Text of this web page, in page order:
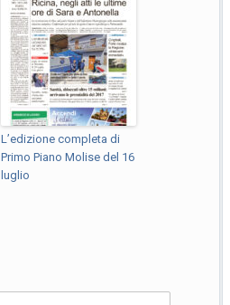
L’edizione completa di
Primo Piano Molise del 16
luglio